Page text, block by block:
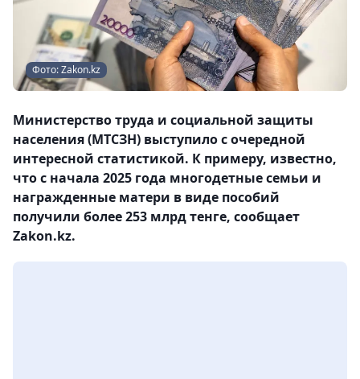
Фото: Zakon.kz
Министерство труда и социальной защиты
населения (МТСЗН) выступило с очередной
интересной статистикой. К примеру, известно,
что с начала 2025 года многодетные семьи и
награжденные матери в виде пособий
получили более 253 млрд тенге, сообщает
Zakon.kz.